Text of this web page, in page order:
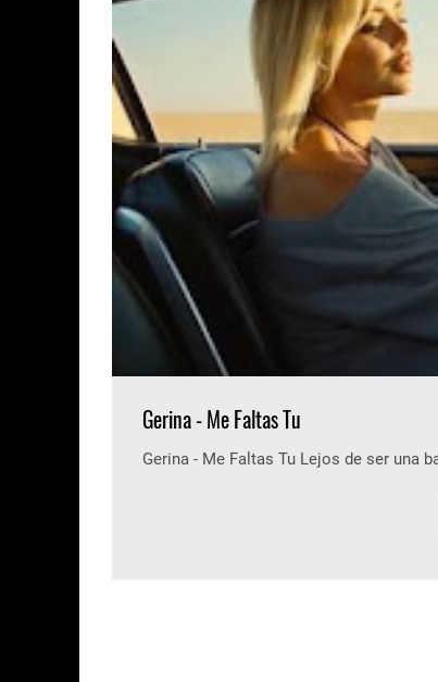
Gerina - Me Faltas Tu
Gerina - Me Faltas Tu Lejos de ser una